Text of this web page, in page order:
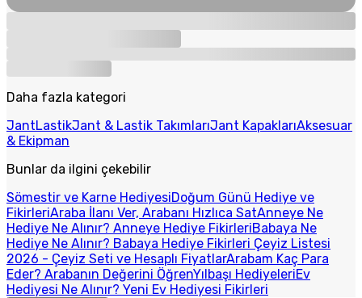
Daha fazla kategori
JantLastikJant & Lastik TakımlarıJant KapaklarıAksesuar
& Ekipman
Bunlar da ilgini çekebilir
Sömestir ve Karne HediyesiDoğum Günü Hediye ve
FikirleriAraba İlanı Ver, Arabanı Hızlıca SatAnneye Ne
Hediye Ne Alınır? Anneye Hediye FikirleriBabaya Ne
Hediye Ne Alınır? Babaya Hediye Fikirleri Çeyiz Listesi
2026 - Çeyiz Seti ve Hesaplı FiyatlarArabam Kaç Para
Eder? Arabanın Değerini ÖğrenYılbaşı HediyeleriEv
Hediyesi Ne Alınır? Yeni Ev Hediyesi Fikirleri